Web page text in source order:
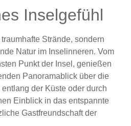
Inselgefühl
Strände, sondern
Natur im Inselinneren. Vom
Punkt der Insel, genießen
Panoramablick über die
der Küste oder durch
Einblick in das entspannte
Gastfreundschaft der